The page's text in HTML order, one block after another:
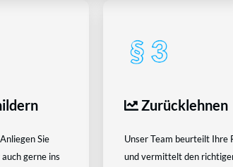
Sie
gerne ins
Zurücklehnen
Unser Team beurteilt Ihre
und vermittelt den